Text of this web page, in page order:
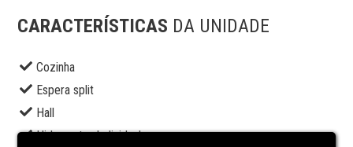
CARACTERÍSTICAS DA UNIDADE
Cozinha
Espera split
Hall
Hidrometro Individual